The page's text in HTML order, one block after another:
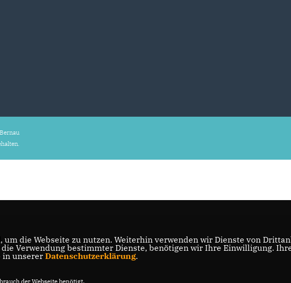
um die Webseite zu nutzen. Weiterhin verwenden wir Dienste von
Verwendung bestimmter Dienste, benötigen wir Ihre Einwilligung.
in unserer Datenschutzerklärung.
der Webseite benötigt.